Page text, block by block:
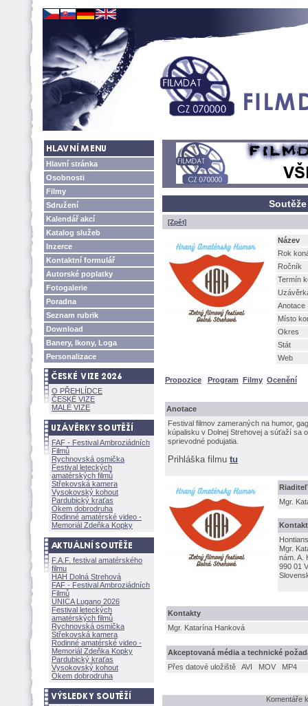
Hlavní stránka
Osobnosti
Filmy
Sdružení
Kalendář akcí
Katalog služeb
Inzerce
Kontaktní formulář
Autorské poplatky
Fotogalerie
Poradna
Seznam rubrik
Download
Banery, Ikony, Loga
Personalizace
O PŘEHLÍDCE
ČESKÉ VIZE
MALÉ VIZE
FAF - Festival Ambroziádních
Filmů
Rychnovská osmička
Festival leteckých
amatérských filmů
Střekovská kamera
Vysokovský kohout
Pardubický kraťas
Okem dobrodruha
Rodinné amatérské video -
Memoriál Zdeňka Kopky
F.A.F. festival amatérského
filmu
HAH Dolná Strehov
FAF - Festival Ambroziádních
Filmů
UNICA Lugano 2026
Festival leteckých
amatérských filmů
Rychnovská osmička
Střekovská kamera
Rodinné amatérské video -
Memoriál Zdeňka Kopky
Pardubický kraťas
Vysokovský kohout
Okem dobrodruha
[Zpět]
Název
Rok
Ročník
Termín
Anotace
Místo
Okres
Stát
Web
Propozice Program Filmy Ocenění
Anotace
Festival filmov zameraných na humor,
kúpalisku v Dolnej Strehovej a súťaží sa
sprievodné podujatia.
Prihláška filmu tu
Mgr.
Mgr.
nám. A.
990 01
Kontakty
Mgr. Katarína Hankov
Akceptovaná média a technické
Přes datové uložiště
AVI MOV MP4
Komentáře